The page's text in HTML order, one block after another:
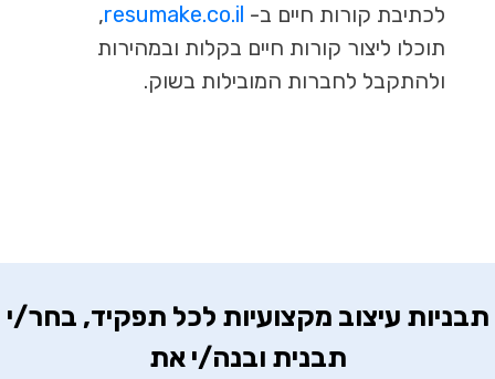
לכתיבת קורות חיים ב- resumake.co.il
,
תוכלו ליצור קורות חיים בקלות ובמהירות
ולהתקבל לחברות המובילות בשוק.
תבניות עיצוב מקצועיות לכל תפקיד, בחר/י